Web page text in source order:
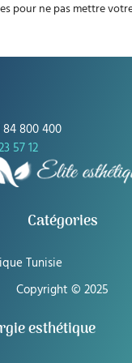
pour ne pas mettre
84 800 400
57 12
Catégories
Tunisie
Copyright © 2025
esthétique